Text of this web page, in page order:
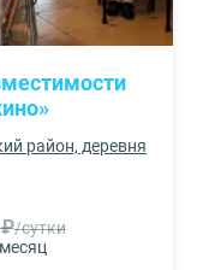
район, деревня
/сутки